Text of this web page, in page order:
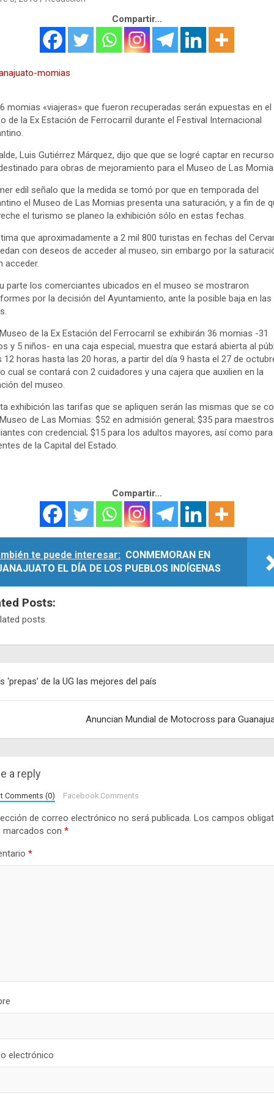
Compartir...
momias «viajeras» que fueron recuperadas serán expuestas en el
de la Ex Estación de Ferrocarril durante el Festival Internacional
Luis Gutiérrez Márquez, dijo que que se logré captar en
para obras de mejoramiento para el Museo de Las
edil señalo que la medida se tomó por que en temporada del
el Museo de Las Momias presenta una saturación, y a fin de
el turismo se planeo la exhibición sólo en estas fechas.
que aproximadamente a 2 mil 800 turistas en fechas del
con deseos de acceder al museo, sin embargo por la
acceder.
parte los comerciantes ubicados en el museo se mostraron
por la decisión del Ayuntamiento, ante la posible baja en las
de la Ex Estación del Ferrocarril se exhibirán 36 momias -31
y 5 niños- en una caja especial, muestra que estará abierta al
12 horas hasta las 20 horas, a partir del día 9 hasta el 27 de
cual se contará con 2 cuidadores y una cajera que auxilien en la
del museo.
exhibición las tarifas que se apliquen serán las mismas que se
de Las Momias: $52 en admisión general; $35 para
con credencial; $15 para los adultos mayores, así como
de la Capital del Estado.
Compartir...
te puede interesar: CONMEMORAN EN
EL DÍA DE LOS PUEBLOS INDÍGENAS
Posts:
posts.
‘prepas’ de la UG las mejores del país
Anuncian Mundial de Motocross para
a reply
Comments (0) Facebook Comments
de correo electrónico no será publicada. Los campos
marcados con *
*
electrónico